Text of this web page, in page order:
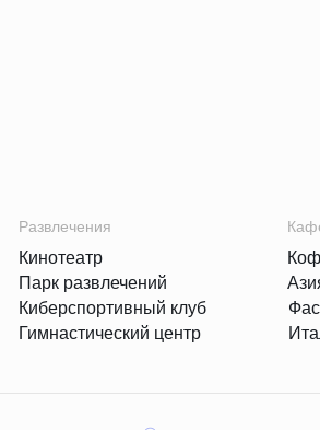
Развлечения
Кинотеатр
Парк развлечений
Киберспортивный клуб
Гимнастический центр